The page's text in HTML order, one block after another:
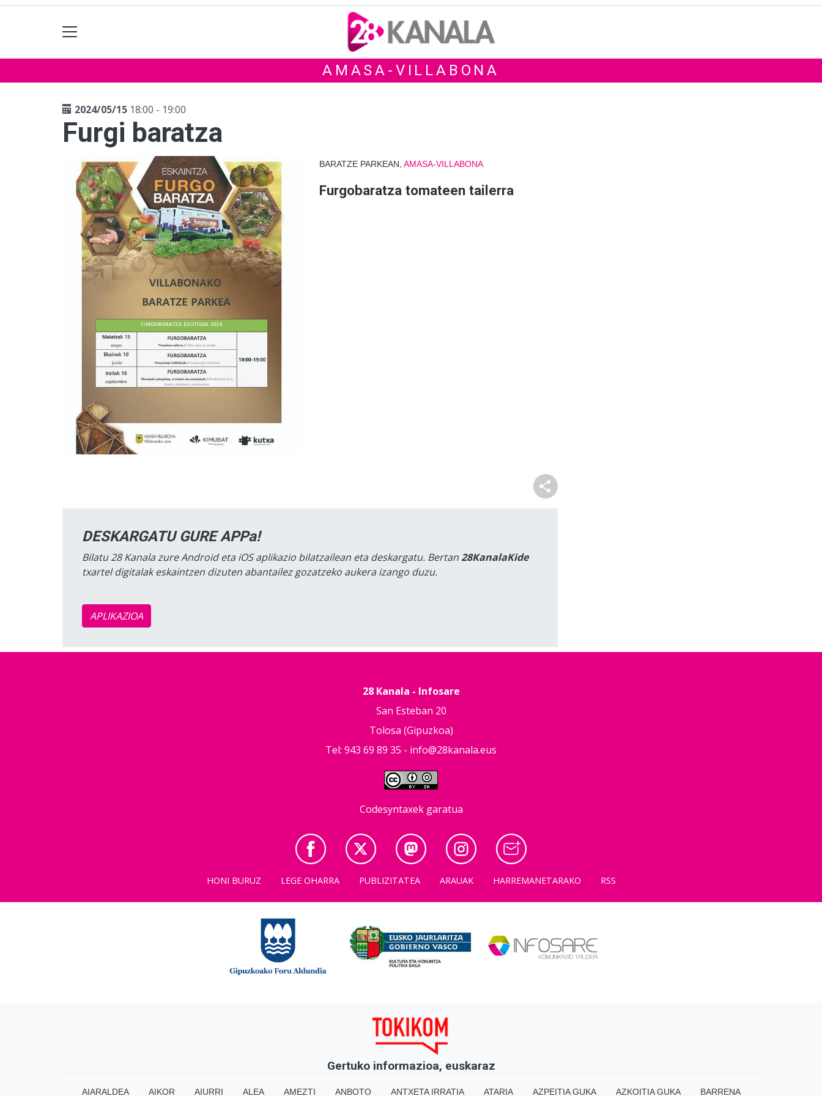
AMASA-VILLABONA
2024/05/15 18:00 - 19:00
Furgi baratza
BARATZE PARKEAN, AMASA-VILLABONA
Furgobaratza tomateen tailerra
DESKARGATU GURE APPa!
Bilatu 28 Kanala zure Android eta iOS aplikazio bilatzailean eta deskargatu. Bertan28KanalaKide
txartel digitalak eskaintzen dizuten abantailez gozatzeko aukera izango duzu.
APLIKAZIOA
28 Kanala - Infosare
San Esteban 20
Tolosa (Gipuzkoa)
Tel: 943 69 89 35 - info@28kanala.eus
Codesyntaxek garatua
HONI BURUZ LEGE OHARRA PUBLIZITATEA ARAUAK HARREMANETARAKO RSS
Gertuko informazioa, euskaraz
AIARALDEA AIKOR AIURRI ALEA AMEZTI ANBOTO ANTXETA IRRATIA ATARIA AZPEITIA GUKA AZKOITIA GUKA BARRENA